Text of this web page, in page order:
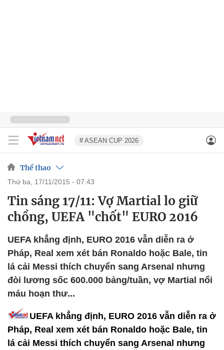
# ASEAN CUP 2026
Thể thao
thứ ba, 17/11/2015 - 07:43
Tin sáng 17/11: Vợ Martial lo giữ
chồng, UEFA "chốt" EURO 2016
UEFA khẳng định, EURO 2016 vẫn diễn ra ở
Pháp, Real xem xét bán Ronaldo hoặc Bale, tin
lá cải Messi thích chuyển sang Arsenal nhưng
đòi lương sốc 600.000 bảng/tuần, vợ Martial nổi
máu hoạn thư...
UEFA khẳng định, EURO 2016 vẫn diễn ra ở
Pháp, Real xem xét bán Ronaldo hoặc Bale, tin
lá cải Messi thích chuyển sang Arsenal nhưng